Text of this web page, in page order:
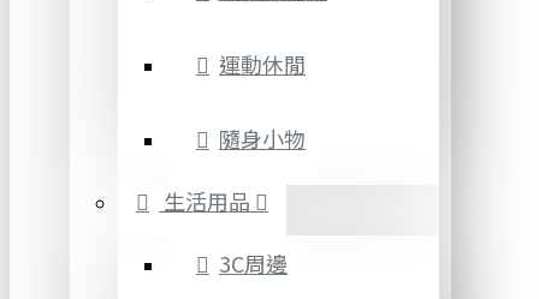
運動休閒
隨身小物
生活用品
3C周邊